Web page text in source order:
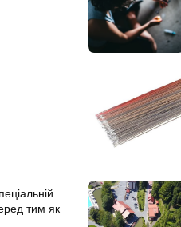
тим як